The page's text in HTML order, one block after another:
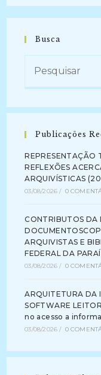
Busca
Publicações
REPRESENTAÇÃO
REFLEXÕES
ARQUIVÍSTICAS
03/08/2026 / 0
CONTRIBUTOS DA
ARQUIVISTAS E
FEDERAL DA
03/08/2026 / 0
ARQUITETURA DA
SOFTWARE
no acesso a
03/08/2026 / 0